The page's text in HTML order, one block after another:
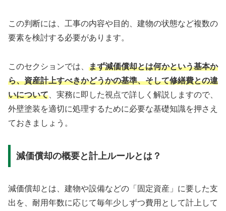
この判断には、工事の内容や目的、建物の状態など複数の
要素を検討する必要があります。
このセクションでは、 まず減価償却とは何かという基本か
ら、資産計上すべきかどうかの基準、そして修繕費との違
いについて 、実務に即した視点で詳しく解説しますので、
外壁塗装を適切に処理するために必要な基礎知識を押さえ
ておきましょう。
減価償却の概要と計上ルールとは？
減価償却とは、建物や設備などの「固定資産」に要した支
出を、耐用年数に応じて毎年少しずつ費用として計上して